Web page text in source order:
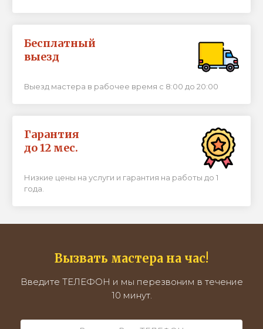
Бесплатный
выезд
Выезд мастера в рабочее время с 8:00 до 20:00
Гарантия
до 12 мес.
Низкие цены на услуги и гарантия на работы до 1
года.
Вызвать мастера на час!
Введите ТЕЛЕФОН и мы перезвоним в течение
10 минут.